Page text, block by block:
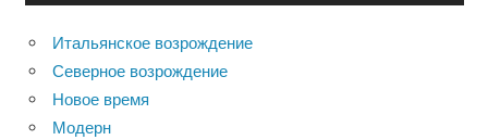
Итальянское возрождение
Северное возрождение
Новое время
Модерн